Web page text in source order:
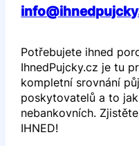
Potřebujete ihned
IhnedPujcky.cz je tu
kompletní srovnání
poskytovatelů a to
nebankovních.
IHNED!